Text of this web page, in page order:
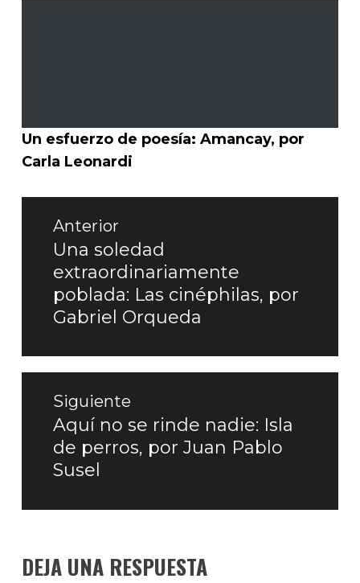
Un esfuerzo de poesía: Amancay, por
Carla Leonardi
Navegación
entradas
Anterior
Entrada
anterior:
Una soledad
extraordinariamente
poblada: Las cinéphilas, por
Gabriel Orqueda
Siguiente
Entrada
siguiente:
Aquí no se rinde nadie: Isla
de perros, por Juan Pablo
Susel
DEJA UNA RESPUESTA